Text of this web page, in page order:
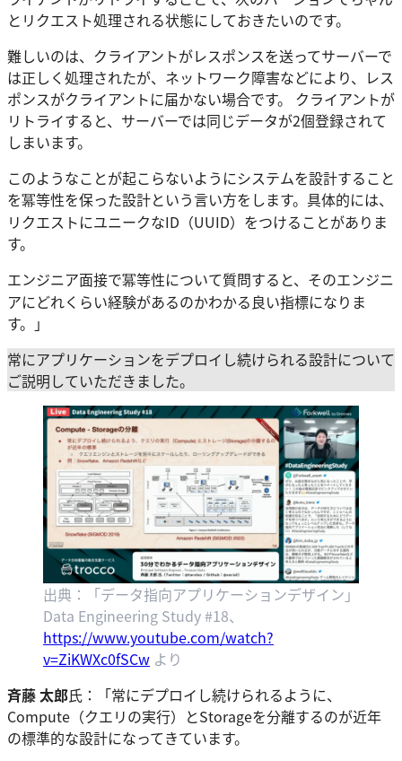
とリクエスト処理される状態にしておきたいのです。
難しいのは、クライアントがレスポンスを送ってサーバーで
は正しく処理されたが、ネットワーク障害などにより、レス
ポンスがクライアントに届かない場合です。 クライアントが
リトライすると、サーバーでは同じデータが2個登録されて
しまいます。
このようなことが起こらないようにシステムを設計すること
を冪等性を保った設計という言い方をします。具体的には、
リクエストにユニークなID（UUID）をつけることがありま
す。
エンジニア面接で冪等性について質問すると、そのエンジニ
アにどれくらい経験があるのかわかる良い指標になりま
す。」
常にアプリケーションをデプロイし続けられる設計について
ご説明していただきました。
出典：「データ指向アプリケーションデザイン」
Data Engineering Study #18、
https://www.youtube.com/watch?
v=ZiKWXc0fSCw より
斉藤 太郎氏：「常にデプロイし続けられるように、
Compute（クエリの実行）とStorageを分離するのが近年
の標準的な設計になってきています。